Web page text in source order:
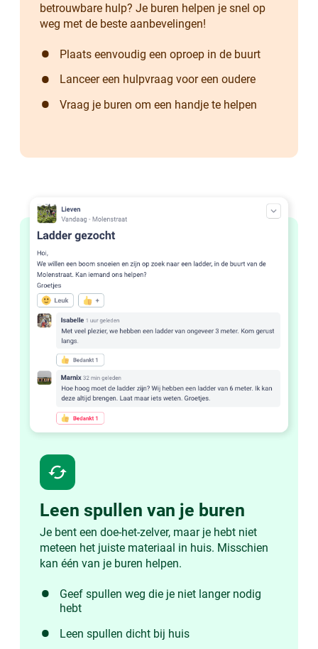
betrouwbare hulp? Je buren helpen je snel op
weg met de beste aanbevelingen!
Plaats eenvoudig een oproep in de buurt
Lanceer een hulpvraag voor een oudere
Vraag je buren om een handje te helpen
cached
Leen spullen van je buren
Je bent een doe-het-zelver, maar je hebt niet
meteen het juiste materiaal in huis. Misschien
kan één van je buren helpen.
Geef spullen weg die je niet langer nodig
hebt
Leen spullen dicht bij huis